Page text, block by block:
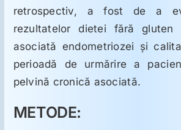
Antipsihiatrie
Psihoterapie
Antropologie
retrospectiv, a fost de a
rezultatelor dietei fără gluten
asociată endometriozei şi
perioadă de urmărire a
pelvină cronică asociată.
METODE: